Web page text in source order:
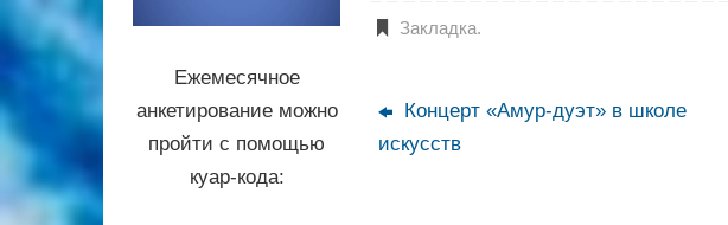
Закладка.
Концерт «Амур-дуэт» в школе
искусств
Ежемесячное
анкетирование можно
пройти с помощью
куар-кода: